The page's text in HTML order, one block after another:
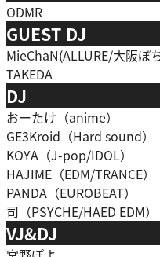
ODMR
GUEST DJ
MieChaN(ALLURE/大阪ぽ
TAKEDA
DJ
おーたけ（anime）
GE3Kroid（Hard sound）
KOYA（J-pop/IDOL）
HAJIME（EDM/TRANCE）
PANDA（EUROBEAT）
司（PSYCHE/HAED EDM）
VJ&DJ